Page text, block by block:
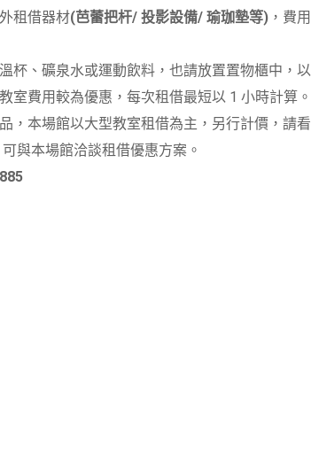
租借器材(芭蕾把杆/ 投影設備/ 瑜珈墊等) ，費
杯、礦泉水或運動飲料，也請放置置物櫃中，
室費用較為優惠，每次租借最短以 1 小時計算。
，本場館以大型教室租借為主，另行計價，請
與本場館洽談租借優惠方案。